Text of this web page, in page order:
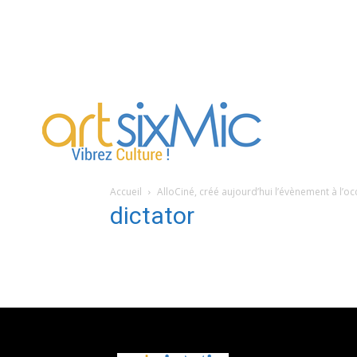
artsixMic
Accueil AlloCiné, créé aujourd’hui l’évènement à
dictator